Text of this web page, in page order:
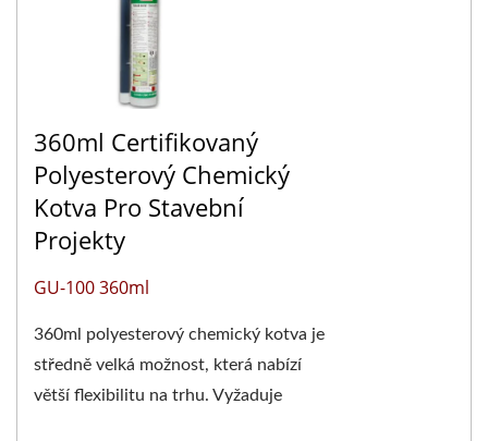
360ml Certifikovaný
Polyesterový Chemický
Kotva Pro Stavební
Projekty
GU-100 360ml
360ml polyesterový chemický kotva je
středně velká možnost, která nabízí
větší flexibilitu na trhu. Vyžaduje